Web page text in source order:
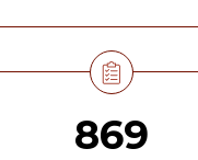
869